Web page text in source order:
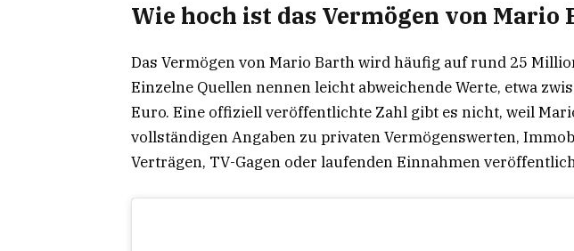
Wie hoch ist das Vermögen von Mario
Das Vermögen von Mario Barth wird häufig auf rund 25
Einzelne Quellen nennen leicht abweichende Werte, etwa
Euro. Eine offiziell veröffentlichte Zahl gibt es nicht, weil
vollständigen Angaben zu privaten Vermögenswerten,
Verträgen, TV-Gagen oder laufenden Einnahmen